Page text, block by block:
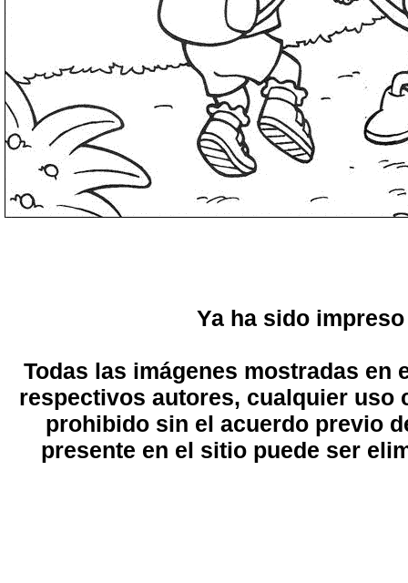
Ya ha sido
Todas las imágenes mostradas en
respectivos autores, cualquier uso
prohibido sin el acuerdo previo
presente en el sitio puede ser